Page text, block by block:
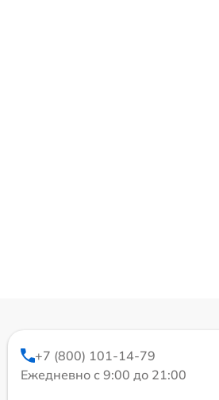
+7 (800) 101-14-79
Ежедневно с 9:00 до 21:00